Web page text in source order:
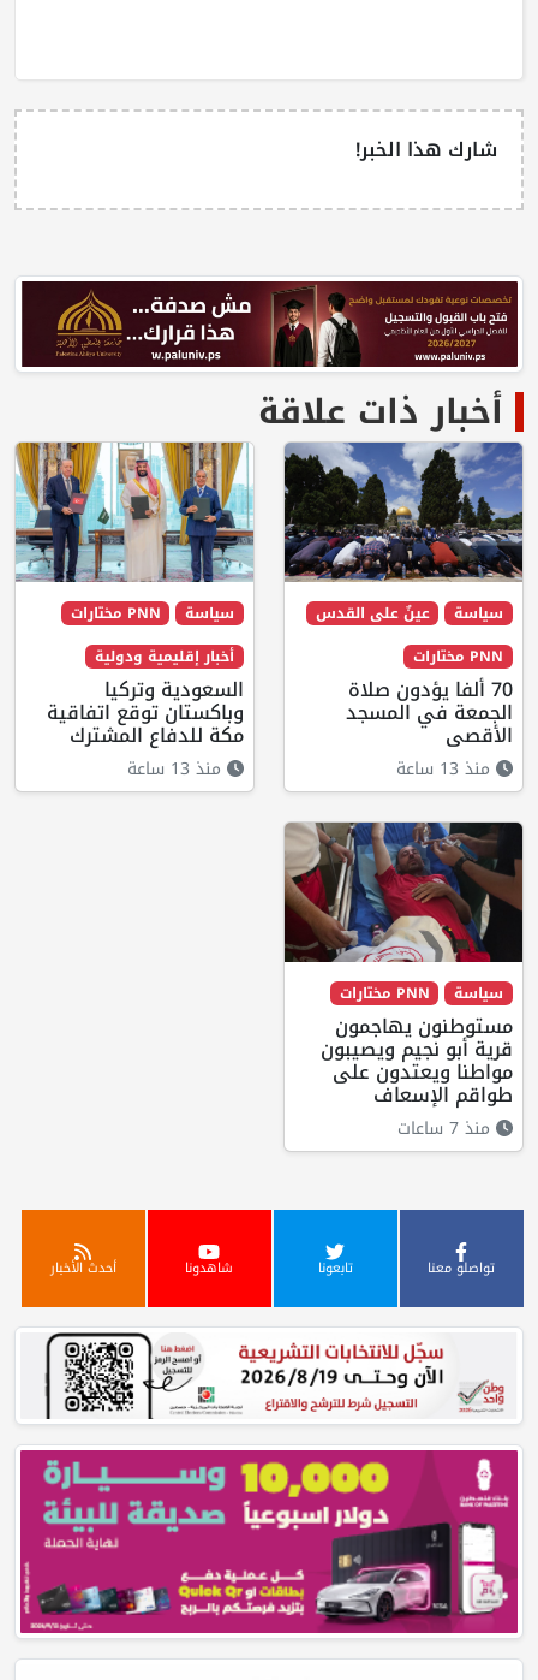
شارك هذا الخبر!
أخبار ذات علاقة
سياسة
عينٌ على القدس
PNN مختارات
70 ألفا يؤدون صلاة
الجمعة في المسجد
الأقصى
منذ 13 ساعة
سياسة
PNN مختارات
أخبار إقليمية ودولية
السعودية وتركيا
وباكستان توقع اتفاقية
مكة للدفاع المشترك
منذ 13 ساعة
سياسة PNN مختارات
مستوطنون يهاجمون
قرية أبو نجيم ويصيبون
مواطنا ويعتدون على
طواقم الإسعاف
منذ 7 ساعات
تواصلو معنا تابعونا شاهدونا أحدث الأخبار